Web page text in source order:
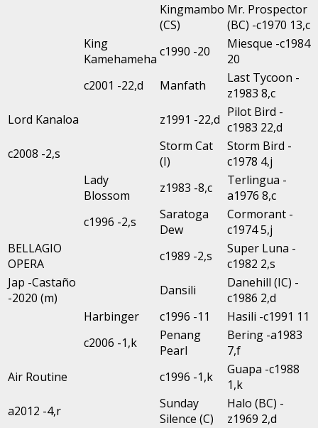
Kingmambo
(CS)
Mr. Prospector
(BC) -c1970 13,c
King
Kamehameha c1990 -20
Miesque -c1984
20
c2001 -22,d
Manfath
Last Tycoon -
z1983 8,c
Lord Kanaloa
z1991 -22,d Pilot Bird -
c1983 22,d
c2008 -2,s
Storm Cat
(I)
Storm Bird -
c1978 4,j
Lady
Blossom
z1983 -8,c
Terlingua -
a1976 8,c
c1996 -2,s
Saratoga
Dew
Cormorant -
c1974 5,j
BELLAGIO
OPERA
c1989 -2,s
Super Luna -
c1982 2,s
Jap -Castaño
-2020 (m)
Dansili
Danehill (IC) -
c1986 2,d
Harbinger
c1996 -11
Hasili -c1991 11
c2006 -1,k
Penang
Pearl
Bering -a1983
7,f
Air Routine
c1996 -1,k
Guapa -c1988
1,k
a2012 -4,r
Sunday
Silence (C)
Halo (BC) -
z1969 2,d